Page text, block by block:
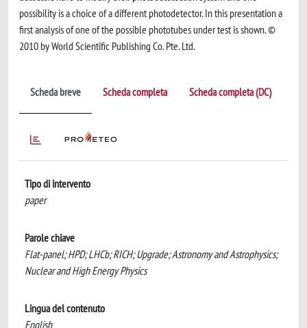
possibility is a choice of a different photodetector. In this presentation a
first analysis of one of the possible phototubes under test is shown. ©
2010 by World Scientific Publishing Co. Pte. Ltd.
Scheda breve Scheda completa Scheda completa (DC)
Tipo di intervento
paper
Parole chiave
Flat-panel; HPD; LHCb; RICH; Upgrade; Astronomy and Astrophysics;
Nuclear and High Energy Physics
Lingua del contenuto
English